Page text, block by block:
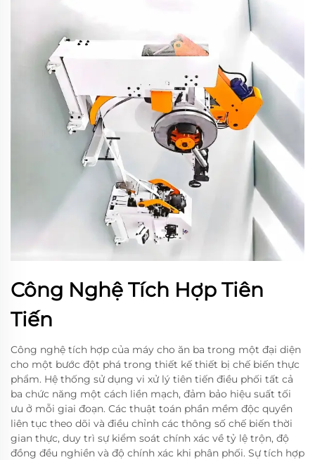
Công Nghệ Tích Hợp Tiên
Tiến
Công nghệ tích hợp của máy cho ăn ba trong một đại diện
cho một bước đột phá trong thiết kế thiết bị chế biến thực
phẩm. Hệ thống sử dụng vi xử lý tiên tiến điều phối tất cả
ba chức năng một cách liền mạch, đảm bảo hiệu suất tối
ưu ở mỗi giai đoạn. Các thuật toán phần mềm độc quyền
liên tục theo dõi và điều chỉnh các thông số chế biến thời
gian thực, duy trì sự kiểm soát chính xác về tỷ lệ trộn, độ
đồng đều nghiền và độ chính xác khi phân phối. Sự tích hợp